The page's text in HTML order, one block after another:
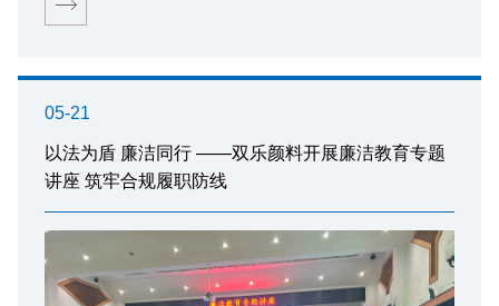
05-21
以法为盾 廉洁同行 ——双乐颜料开展廉洁教育专题
讲座 筑牢合规履职防线